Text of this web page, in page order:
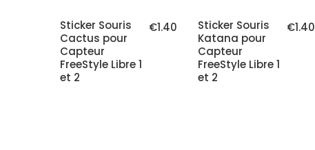
€1.40
Sticker Souris
Cactus pour
Capteur
FreeStyle Libre 1
et 2
€1.40
Sticker Souris
Katana pour
Capteur
FreeStyle Libre 1
et 2